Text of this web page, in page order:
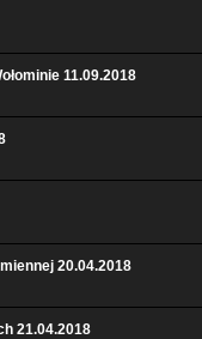
11.09.2018
20.04.2018
21.04.2018